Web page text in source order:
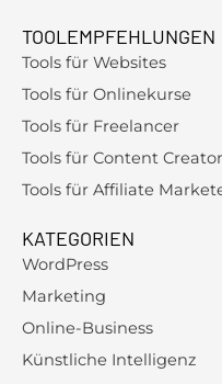
TOOLEMPFEHLUNGEN
Tools für Websites
Tools für Onlinekurse
Tools für Freelancer
Tools für Content Creator
Tools für Affiliate
KATEGORIEN
WordPress
Marketing
Online-Business
Künstliche Intelligenz